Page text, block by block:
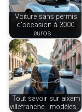
Voiture sans permis
d'occasion à 3000
euros :…
Tout savoir sur aixam
villefranche : modèles,…